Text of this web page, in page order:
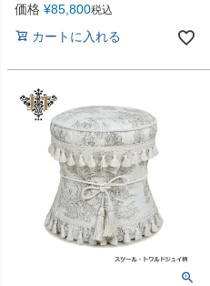
価格 ¥85,800税込
カートに入れる